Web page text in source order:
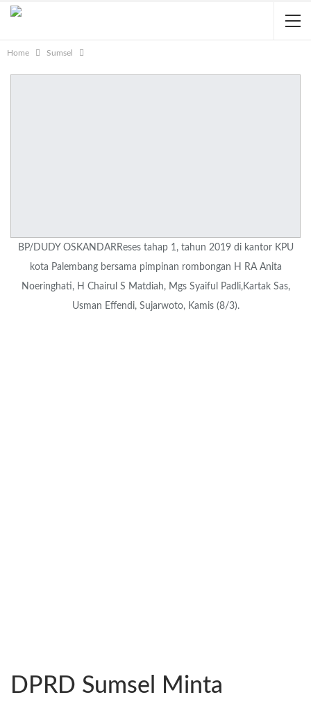
Home Sumsel
BP/DUDY OSKANDARReses tahap 1, tahun 2019 di kantor KPU
kota Palembang bersama pimpinan rombongan H RA Anita
Noeringhati, H Chairul S Matdiah, Mgs Syaiful Padli,Kartak Sas,
Usman Effendi, Sujarwoto, Kamis (8/3).
DPRD Sumsel Minta